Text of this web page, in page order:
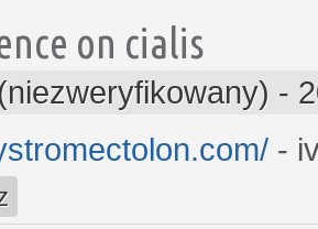
on cialis
-
-